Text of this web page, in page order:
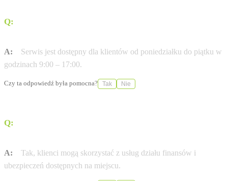
Q:
A:
Serwis jest dostępny dla klientów od poniedziałku do piątku w
godzinach 9:00 – 17:00.
Czy ta odpowiedź była pomocna? Tak Nie
Q:
A:
Tak, klienci mogą skorzystać z usług działu finansów i
ubezpieczeń dostępnych na miejscu.